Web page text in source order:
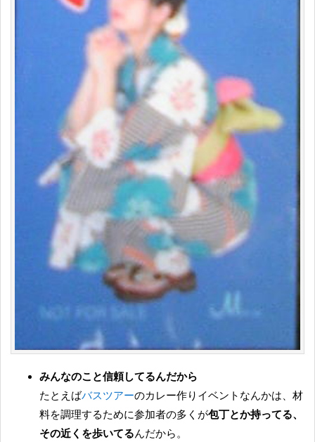
みんなのこと信頼してるんだから
たとえばバスツアーのカレー作りイベントなんかは、材
料を調理するために参加者の多くが包丁とか持ってる、
その近くを歩いてるんだから。